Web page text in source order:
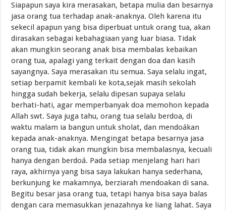
Siapapun saya kira merasakan, betapa mulia dan besarnya
jasa orang tua terhadap anak-anaknya. Oleh karena itu
sekecil apapun yang bisa diperbuat untuk orang tua, akan
dirasakan sebagai kebahagiaan yang luar biasa. Tidak
akan mungkin seorang anak bisa membalas kebaikan
orang tua, apalagi yang terkait dengan doa dan kasih
sayangnya. Saya merasakan itu semua. Saya selalu ingat,
setiap berpamit kembali ke kota,sejak masih sekolah
hingga sudah bekerja, selalu dipesan supaya selalu
berhati-hati, agar memperbanyak doa memohon kepada
Allah swt. Saya juga tahu, orang tua selalu berdoa, di
waktu malam ia bangun untuk sholat, dan mendoákan
kepada anak-anaknya. Mengingat betapa besarnya jasa
orang tua, tidak akan mungkin bisa membalasnya, kecuali
hanya dengan berdoá. Pada setiap menjelang hari hari
raya, akhirnya yang bisa saya lakukan hanya sederhana,
berkunjung ke makamnya, berziarah mendoakan di sana.
Begitu besar jasa orang tua, tetapi hanya bisa saya balas
dengan cara memasukkan jenazahnya ke liang lahat. Saya